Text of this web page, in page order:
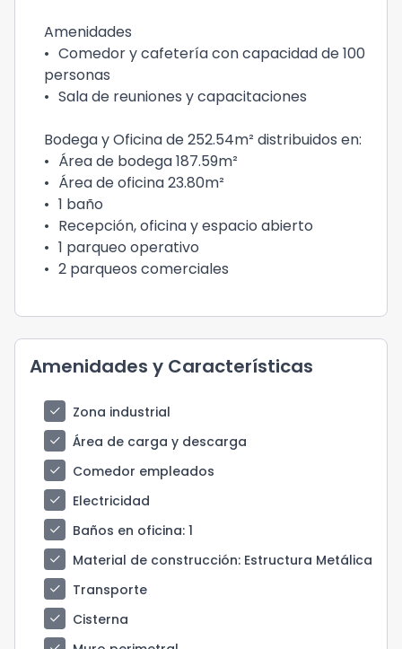
Amenidades
• Comedor y cafetería con capacidad de 100
personas
• Sala de reuniones y capacitaciones
Bodega y Oficina de 252.54m² distribuidos en:
• Área de bodega 187.59m²
• Área de oficina 23.80m²
• 1 baño
• Recepción, oficina y espacio abierto
• 1 parqueo operativo
• 2 parqueos comerciales
Amenidades y Características
check
Zona industrial
check
Área de carga y descarga
check
Comedor empleados
check
Electricidad
check
Baños en oficina: 1
check
Material de construcción: Estructura Metálica
check
Transporte
check
Cisterna